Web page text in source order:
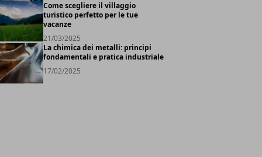
Come scegliere il villaggio
turistico perfetto per le tue
vacanze
21/03/2025
La chimica dei metalli: principi
fondamentali e pratica industriale
17/02/2025